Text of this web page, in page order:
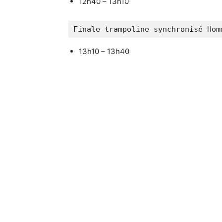
Finale trampoline synchronisé
13h10 – 13h40